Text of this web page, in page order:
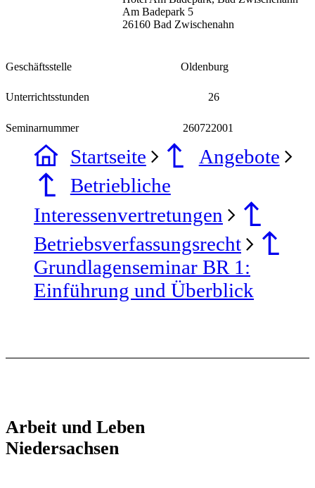
Am Badepark 5
26160 Bad Zwischenahn
Geschäftsstelle Oldenburg
Unterrichtsstunden 26
Seminarnummer 260722001
Startseite
Angebote
Betriebliche
Interessenvertretungen
Betriebsverfassungsrecht
Grundlagenseminar BR 1:
Einführung und Überblick
Arbeit und Leben
Niedersachsen